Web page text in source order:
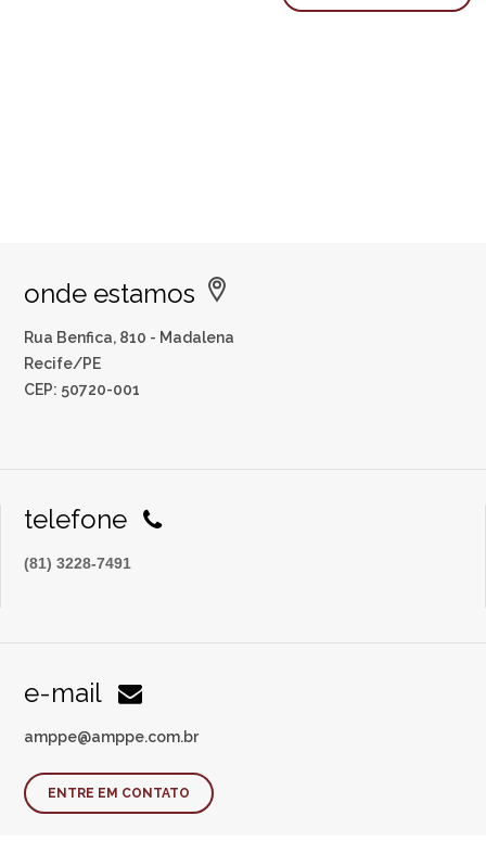
onde estamos
Rua Benfica, 810 - Madalena
Recife/PE
CEP: 50720-001
telefone
(81) 3228-7491
e-mail
amppe@amppe.com.br
ENTRE EM CONTATO